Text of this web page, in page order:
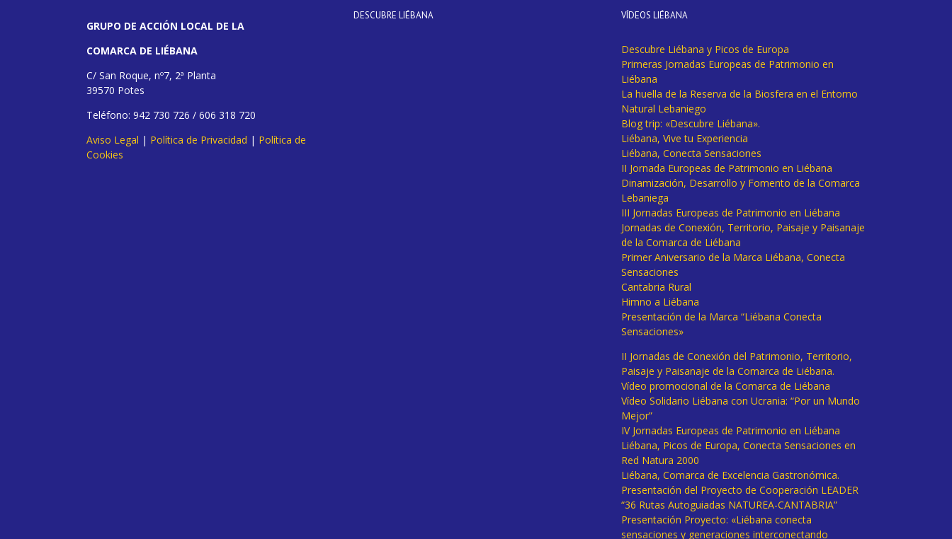
GRUPO DE ACCIÓN LOCAL DE LA
COMARCA DE LIÉBANA
C/ San Roque, nº7, 2ª Planta
39570 Potes
Teléfono: 942 730 726 / 606 318 720
Aviso Legal | Política de Privacidad | Política de
Cookies
DESCUBRE LIÉBANA VÍDEOS LIÉBANA
Descubre Liébana y Picos de Europa
Primeras Jornadas Europeas de Patrimonio en
Liébana
La huella de la Reserva de la Biosfera en el Entorno
Natural Lebaniego
Blog trip: «Descubre Liébana».
Liébana, Vive tu Experiencia
Liébana, Conecta Sensaciones
II Jornada Europeas de Patrimonio en Liébana
Dinamización, Desarrollo y Fomento de la Comarca
Lebaniega
III Jornadas Europeas de Patrimonio en Liébana
Jornadas de Conexión, Territorio, Paisaje y Paisanaje
de la Comarca de Liébana
Primer Aniversario de la Marca Liébana, Conecta
Sensaciones
Cantabria Rural
Himno a Liébana
Presentación de la Marca “Liébana Conecta
Sensaciones»
II Jornadas de Conexión del Patrimonio, Territorio,
Paisaje y Paisanaje de la Comarca de Liébana.
Vídeo promocional de la Comarca de Liébana
Vídeo Solidario Liébana con Ucrania: “Por un Mundo
Mejor”
IV Jornadas Europeas de Patrimonio en Liébana
Liébana, Picos de Europa, Conecta Sensaciones en
Red Natura 2000
Liébana, Comarca de Excelencia Gastronómica.
Presentación del Proyecto de Cooperación LEADER
“36 Rutas Autoguiadas NATUREA-CANTABRIA”
Presentación Proyecto: «Liébana conecta
sensaciones y generaciones interconectando